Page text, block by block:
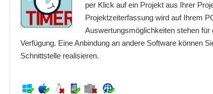
per Klick auf ein Projekt aus Ihrer
Projektzeiterfassung wird auf Ihrem
Auswertungsmöglichkeiten stehen
Verfügung. Eine Anbindung an andere Software können
Schnittstelle realisieren.